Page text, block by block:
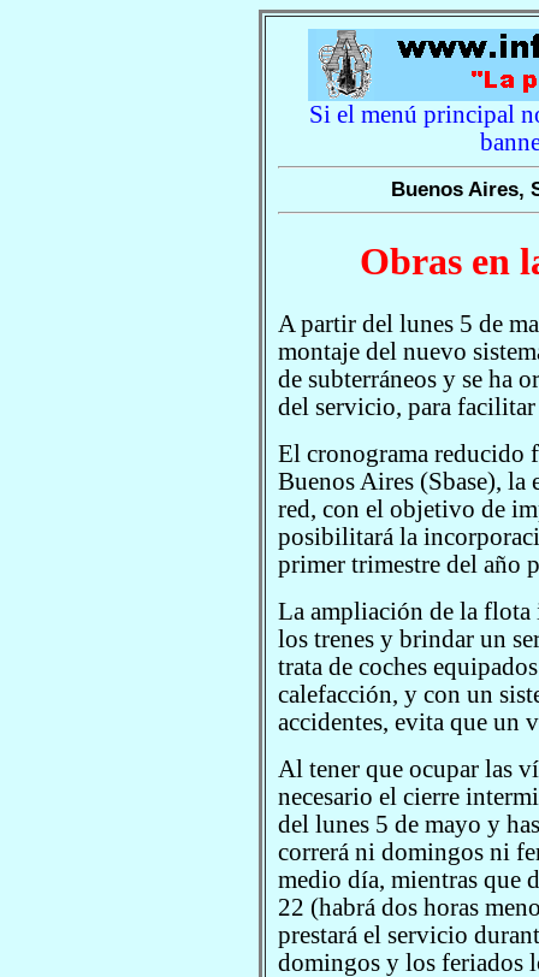
Si el menú principal
Buenos Aires,
Obras en
A partir del lunes 5 de
montaje del nuevo
de subterráneos y se ha
del servicio, para
El cronograma reducido
Buenos Aires (Sbase), la
red, con el objetivo de
posibilitará la
primer trimestre del año
La ampliación de la flota
los trenes y brindar un
trata de coches
calefacción, y con un
accidentes, evita que un
Al tener que ocupar las
necesario el cierre
del lunes 5 de mayo y
correrá ni domingos ni
medio día, mientras que
22 (habrá dos horas
prestará el servicio
domingos y los feriados